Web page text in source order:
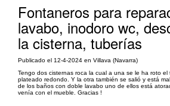
Fontaneros para
lavabo, inodoro wc,
la cisterna, tuberías
Publicado el 12-4-2024 en Villava (Navarra)
Tengo dos cisternas roca la cual a una se le ha roto
plateado redondo. Y la otra también se salió y está
de los baños con doble lavabo uno de ellos está
venía con el mueble. Gracias !